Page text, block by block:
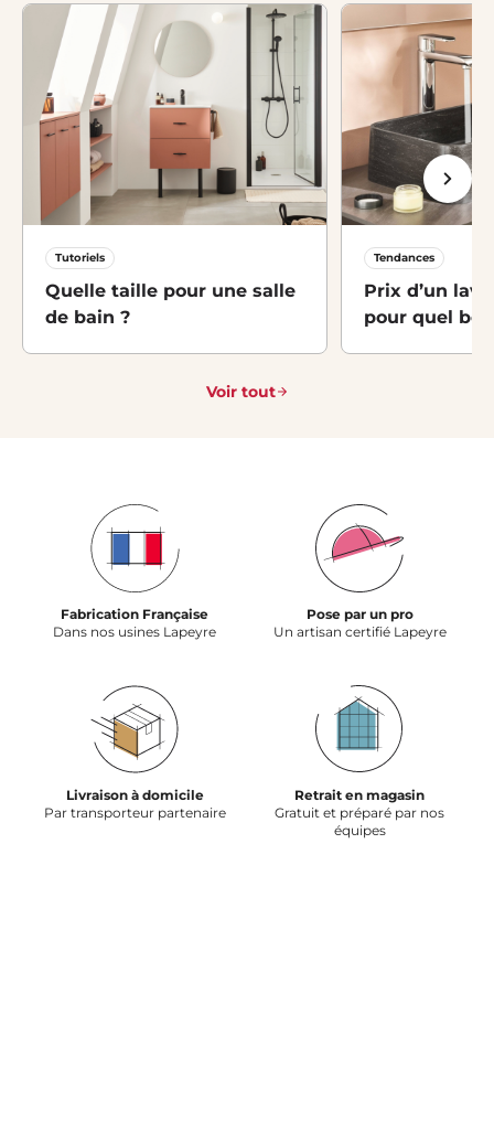
Tutoriels
Quelle taille pour une salle
de bain ?
Tendances
Prix d’un
pour quel
Voir tout
Fabrication Française
Dans nos usines Lapeyre
Pose par un pro
Un artisan certifié Lapeyre
Livraison à domicile
Par transporteur partenaire
Retrait en magasin
Gratuit et préparé par nos
équipes